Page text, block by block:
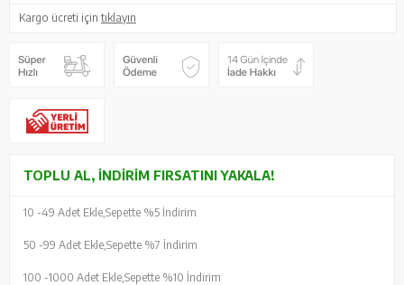
Kargo ücreti içintıklayın
TOPLU AL, İNDIRIM FIRSATINI YAKALA!
10 -49 Adet Ekle, Sepette %5 İndirim
50 -99 Adet Ekle, Sepette %7 İndirim
100 -1000 Adet Ekle, Sepette %10 İndirim